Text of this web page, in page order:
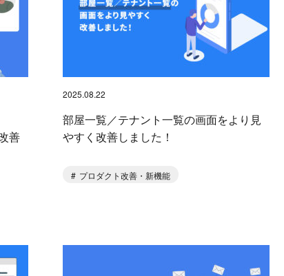
善
2025.08.22
部屋一覧／テナント一覧の画面をより見
やすく改善しました！
プロダクト改善・新機能